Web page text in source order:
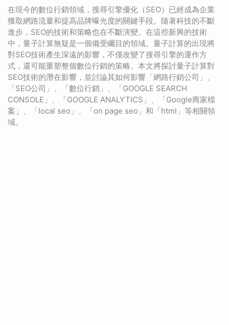
在現今的數位行銷領域，搜尋引擎優化（SEO）已經成為企業
獲取網路流量和提高品牌曝光度的關鍵手段。隨著科技的不斷
進步，SEO的技術和策略也在不斷演變。在這些新興的技術
中，量子計算無疑是一個備受矚目的領域。量子計算的出現將
對SEO技術產生深遠的影響，不僅改變了搜尋引擎的運作方
式，還可能重塑整個數位行銷的策略。本文將探討量子計算對
SEO技術的潛在影響，並討論其如何影響「網路行銷公司」、
「SEO公司」、「數位行銷」、「GOOGLE SEARCH
CONSOLE」、「GOOGLE ANALYTICS」、「Google商家檔
案」、「local seo」、「on page seo」和「html」等相關領
域。